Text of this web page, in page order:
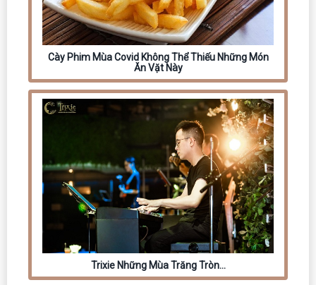
Cày Phim Mùa Covid Không Thể Thiếu Những Món
Ăn Vặt Này
Trixie Những Mùa Trăng Tròn…